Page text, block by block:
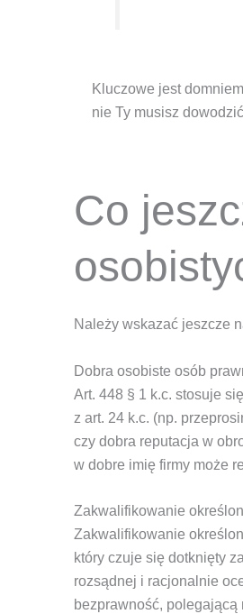
Kluczowe jest
nie Ty musisz
Co
Należy wskazać jeszcze
Dobra osobiste osób
Art. 448 § 1 k.c. stosuje
z art. 24 k.c. (np.
czy dobra reputacja w
w dobre imię firmy może
Zakwalifikowanie
Zakwalifikowanie
który czuje się dotknięty
rozsądnej i racjonalnie
bezprawność,